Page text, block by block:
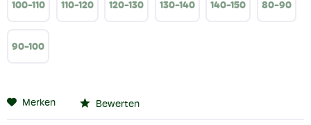
100-110 110-120 120-130 130-140 140-150 80-90
90-100
Merken Bewerten